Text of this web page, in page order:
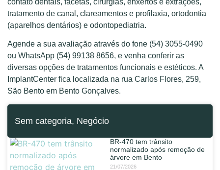
tratamento de canal, clareamentos e profilaxia, ortodontia
(aparelhos dentários) e odontopediatria.
Agende a sua avaliação através do fone (54) 3055-0490
ou WhatsApp (54) 99138 8656, e venha conferir as
diversas opções de tratamentos funcionais e estéticos. A
ImplantCenter fica localizada na rua Carlos Flores, 259,
São Bento em Bento Gonçalves.
Sem categoria, Negócio
BR-470 tem trânsito
normalizado após remoção de
árvore em Bento
21/07/2026